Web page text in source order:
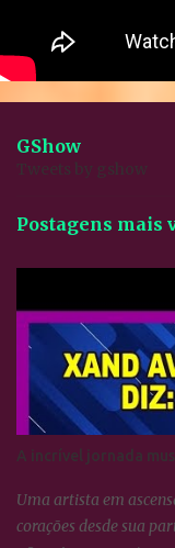
GShow
Tweets by gshow
Postagens mais
A incrível jornada
Uma artista em
corações desde sua